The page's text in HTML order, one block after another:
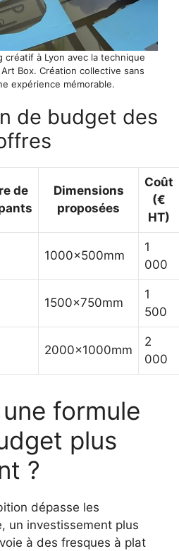
créatif à Lyon avec la technique
Box. Création collective sans
expérience mémorable.
de budget des
de
Dimensions
proposées
Coût
(€
HT)
1000x500mm
1
000
1500x750mm
1
500
2000x1000mm
2
000
formule
plus
?
dépasse les
un investissement plus
à des fresques à plat